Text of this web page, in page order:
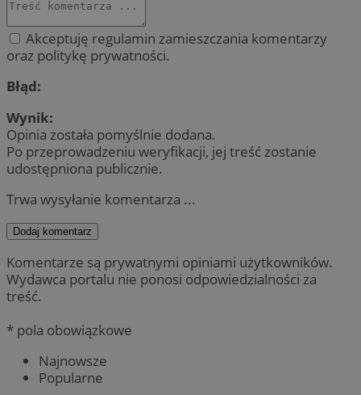
Akceptuję regulamin zamieszczania komentarzy
oraz politykę prywatności.
Błąd:
Wynik:
Opinia została pomyślnie dodana.
Po przeprowadzeniu weryfikacji, jej treść zostanie
udostępniona publicznie.
Trwa wysyłanie komentarza ...
Dodaj komentarz
Komentarze są prywatnymi opiniami użytkowników.
Wydawca portalu nie ponosi odpowiedzialności za
treść.
* pola obowiązkowe
Najnowsze
Popularne